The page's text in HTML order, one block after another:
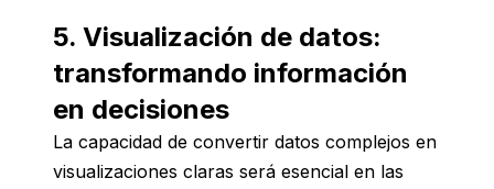
5. Visualización de datos:
transformando información
en decisiones
La capacidad de convertir datos complejos en
visualizaciones claras será esencial en las